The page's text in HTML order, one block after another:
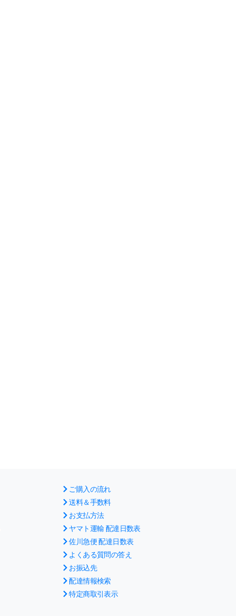
ご購入の流れ
送料＆手数料
お支払方法
ヤマト運輸 配達日数表
佐川急便 配達日数表
よくある質問の答え
お振込先
配達情報検索
特定商取引表示